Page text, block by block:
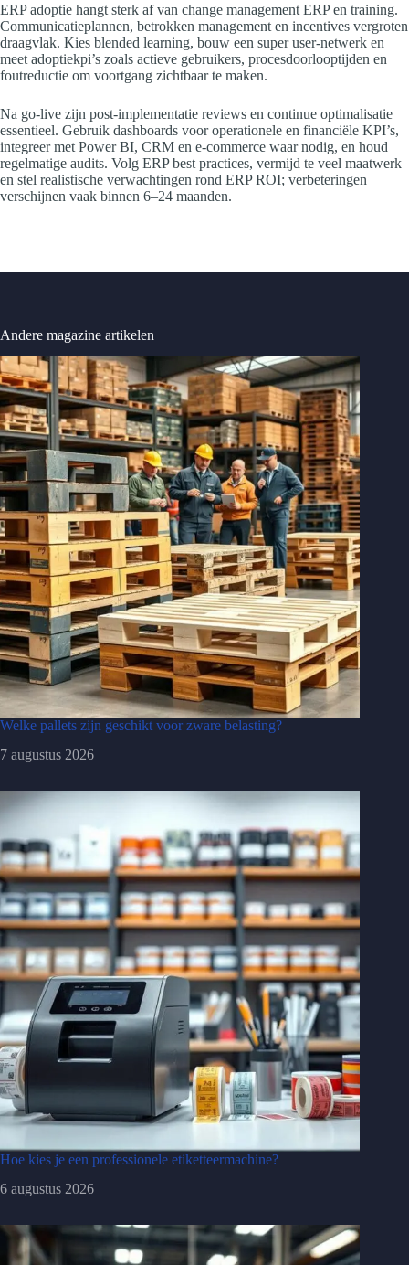
ERP adoptie hangt sterk af van change management ERP en training.
Communicatieplannen, betrokken management en incentives vergroten
draagvlak. Kies blended learning, bouw een super user-netwerk en
meet adoptiekpi’s zoals actieve gebruikers, procesdoorlooptijden en
foutreductie om voortgang zichtbaar te maken.
Na go-live zijn post-implementatie reviews en continue optimalisatie
essentieel. Gebruik dashboards voor operationele en financiële KPI’s,
integreer met Power BI, CRM en e-commerce waar nodig, en houd
regelmatige audits. Volg ERP best practices, vermijd te veel maatwerk
en stel realistische verwachtingen rond ERP ROI; verbeteringen
verschijnen vaak binnen 6–24 maanden.
Andere magazine artikelen
Welke pallets zijn geschikt voor zware belasting?
7 augustus 2026
Hoe kies je een professionele etiketteermachine?
6 augustus 2026